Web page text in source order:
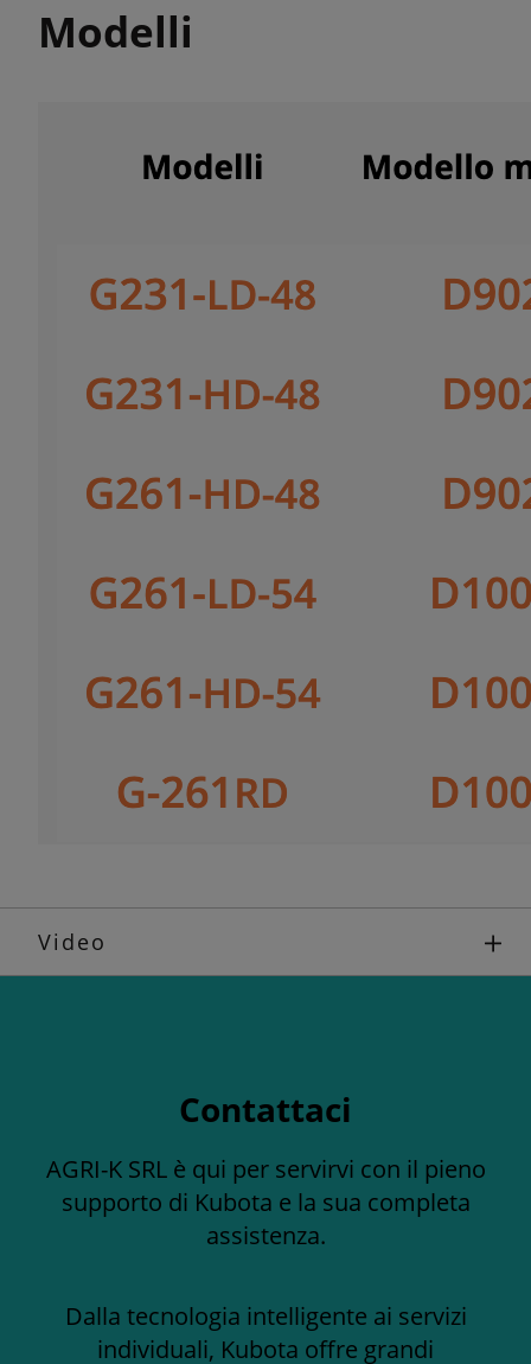
Modelli
Video
Contattaci
AGRI-K SRL è qui per servirvi con il pieno
supporto di Kubota e la sua completa
assistenza.
Dalla tecnologia intelligente ai servizi
individuali, Kubota offre grandi